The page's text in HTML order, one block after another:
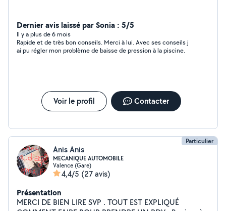
Dernier avis laissé par Sonia : 5/5
Il y a plus de 6 mois
Rapide et de très bon conseils. Merci à lui. Avec ses conseils j
ai pu régler mon problème de baisse de pression à la piscine.
Voir le profil Contacter
Particulier
Anis Anis
MECANIQUE AUTOMOBILE
Valence (Gare)
4,4/5 (27 avis)
Présentation
MERCI DE BIEN LIRE SVP . TOUT EST EXPLIQUÉ